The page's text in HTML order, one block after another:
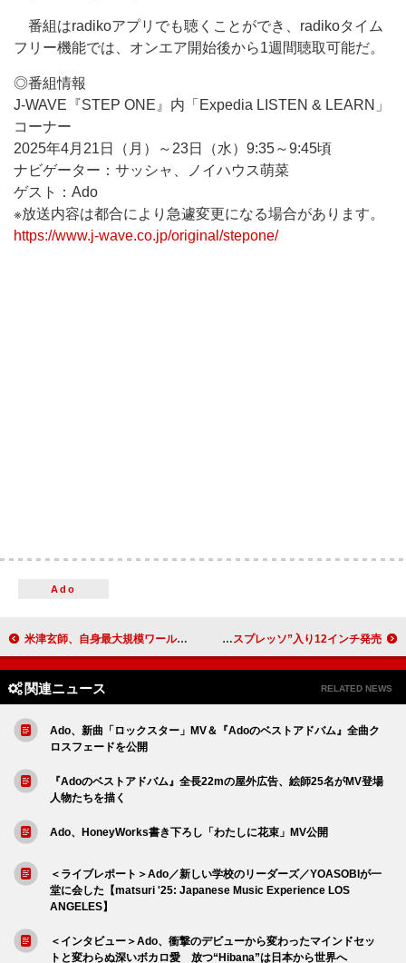
番組はradikoアプリでも聴くことができ、radikoタイム
フリー機能では、オンエア開始後から1週間聴取可能だ。
◎番組情報
J-WAVE『STEP ONE』内「Expedia LISTEN & LEARN」
コーナー
2025年4月21日（月）～23日（水）9:35～9:45頃
ナビゲーター：サッシャ、ノイハウス萌菜
ゲスト：Ado
※放送内容は都合により急遽変更になる場合があります。
https://www.j-wave.co.jp/original/stepone/
Ado
米津玄師、自身最大規模ワールドツアー【KENSHI YONEZU 2025 WORLD TOUR / JUNK】完走 国内外44万人を動員 サブリナ・カーペンター、「Espresso」発売1周年を記念して“エスプレッソ”入り12インチ発売
関連ニュース RELATED NEWS
Ado、新曲「ロックスター」MV＆『Adoのベストアドバム』全曲ク
ロスフェードを公開
『Adoのベストアドバム』全長22mの屋外広告、絵師25名がMV登場
人物たちを描く
Ado、HoneyWorks書き下ろし「わたしに花束」MV公開
＜ライブレポート＞Ado／新しい学校のリーダーズ／YOASOBIが一
堂に会した【matsuri '25: Japanese Music Experience LOS
ANGELES】
＜インタビュー＞Ado、衝撃のデビューから変わったマインドセッ
トと変わらぬ深いボカロ愛 放つ“Hibana”は日本から世界へ